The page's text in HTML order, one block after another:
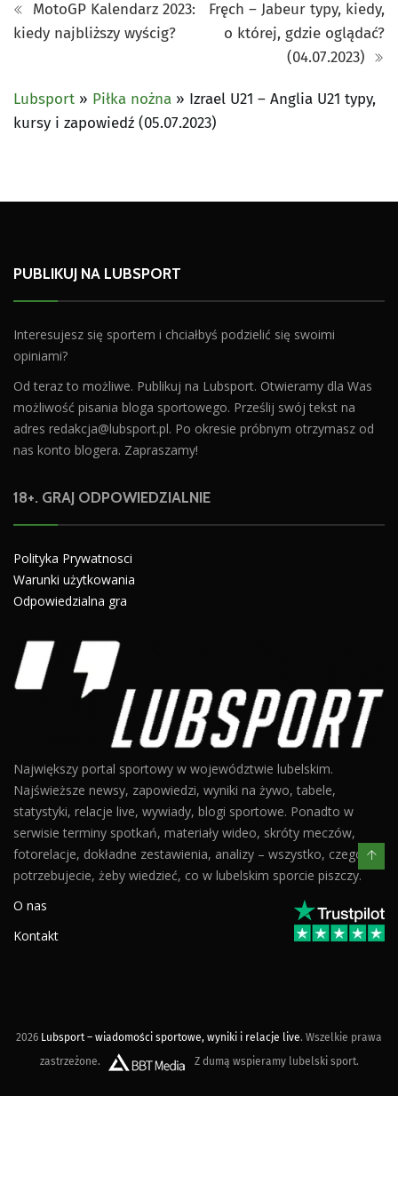
MotoGP Kalendarz 2023:
kiedy najbliższy wyścig?
Fręch – Jabeur typy, kiedy,
o której, gdzie oglądać?
(04.07.2023)
Lubsport » Piłka nożna » Izrael U21 – Anglia U21 typy,
kursy i zapowiedź (05.07.2023)
PUBLIKUJ NA LUBSPORT
Interesujesz się sportem i chciałbyś podzielić się swoimi
opiniami?
Od teraz to możliwe. Publikuj na Lubsport. Otwieramy dla Was
możliwość pisania bloga sportowego. Prześlij swój tekst na
adres redakcja@lubsport.pl. Po okresie próbnym otrzymasz od
nas konto blogera. Zapraszamy!
18+. GRAJ ODPOWIEDZIALNIE
Polityka Prywatnosci
Warunki użytkowania
Odpowiedzialna gra
Największy portal sportowy w województwie lubelskim.
Najświeższe newsy, zapowiedzi, wyniki na żywo, tabele,
statystyki, relacje live, wywiady, blogi sportowe. Ponadto w
serwisie terminy spotkań, materiały wideo, skróty meczów,
fotorelacje, dokładne zestawienia, analizy – wszystko, czego
potrzebujecie, żeby wiedzieć, co w lubelskim sporcie piszczy.
O nas
Kontakt
2026 Lubsport – wiadomości sportowe, wyniki i relacje live. Wszelkie prawa
zastrzeżone.
Z dumą wspieramy lubelski sport.